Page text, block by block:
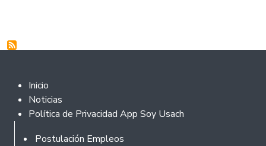
Footer 2
Inicio
Noticias
Política de Privacidad App Soy Usach
Rodapé
Postulación Empleos